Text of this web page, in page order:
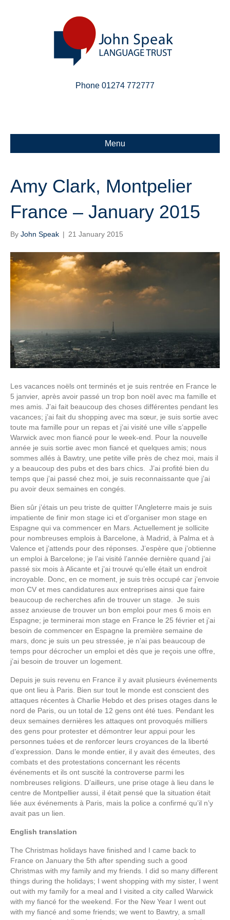
Phone 01274 772777
Menu
Amy Clark, Montpelier
France – January 2015
By John Speak | 21 January 2015
Les vacances noëls ont terminés et je suis rentrée en France le
5 janvier, après avoir passé un trop bon noël avec ma famille et
mes amis. J’ai fait beaucoup des choses différentes pendant les
vacances; j’ai fait du shopping avec ma sœur, je suis sortie avec
toute ma famille pour un repas et j’ai visité une ville s’appelle
Warwick avec mon fiancé pour le week-end. Pour la nouvelle
année je suis sortie avec mon fiancé et quelques amis; nous
sommes allés à Bawtry, une petite ville près de chez moi, mais il
y a beaucoup des pubs et des bars chics. J’ai profité bien du
temps que j’ai passé chez moi, je suis reconnaissante que j’ai
pu avoir deux semaines en congés.
Bien sûr j’étais un peu triste de quitter l’Angleterre mais je suis
impatiente de finir mon stage ici et d’organiser mon stage en
Espagne qui va commencer en Mars. Actuellement je sollicite
pour nombreuses emplois à Barcelone, à Madrid, à Palma et à
Valence et j’attends pour des réponses. J’espère que j’obtienne
un emploi à Barcelone; je l’ai visité l’année dernière quand j’ai
passé six mois à Alicante et j’ai trouvé qu’elle était un endroit
incroyable. Donc, en ce moment, je suis très occupé car j’envoie
mon CV et mes candidatures aux entreprises ainsi que faire
beaucoup de recherches afin de trouver un stage. Je suis
assez anxieuse de trouver un bon emploi pour mes 6 mois en
Espagne; je terminerai mon stage en France le 25 février et j’ai
besoin de commencer en Espagne la première semaine de
mars, donc je suis un peu stressée, je n’ai pas beaucoup de
temps pour décrocher un emploi et dès que je reçois une offre,
j’ai besoin de trouver un logement.
Depuis je suis revenu en France il y avait plusieurs événements
que ont lieu à Paris. Bien sur tout le monde est conscient des
attaques récentes à Charlie Hebdo et des prises otages dans le
nord de Paris, ou un total de 12 gens ont été tues. Pendant les
deux semaines dernières les attaques ont provoqués milliers
des gens pour protester et démontrer leur appui pour les
personnes tuées et de renforcer leurs croyances de la liberté
d’expression. Dans le monde entier, il y avait des émeutes, des
combats et des protestations concernant les récents
événements et ils ont suscité la controverse parmi les
nombreuses religions. D’ailleurs, une prise otage à lieu dans le
centre de Montpellier aussi, il était pensé que la situation était
liée aux événements à Paris, mais la police a confirmé qu’il n’y
avait pas un lien.
English translation
The Christmas holidays have finished and I came back to
France on January the 5th after spending such a good
Christmas with my family and my friends. I did so many different
things during the holidays; I went shopping with my sister, I went
out with my family for a meal and I visited a city called Warwick
with my fiancé for the weekend. For the New Year I went out
with my fiancé and some friends; we went to Bawtry, a small